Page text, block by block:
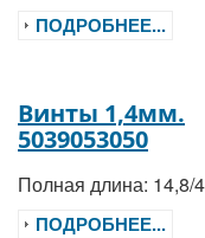
ПОДРОБНЕЕ...
Винты 1,4мм.
5039053050
Полная длина: 14,8/
ПОДРОБНЕЕ...